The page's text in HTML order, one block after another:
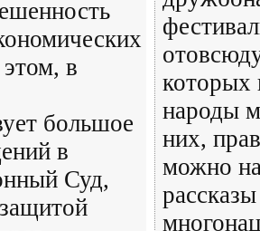
в
большое
в
Суд,
которых
народы
них,
можно